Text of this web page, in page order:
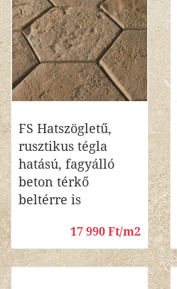
FS Hatszögletű,
rusztikus tégla
hatású, fagyálló
beton térkő
beltérre is
17 990 Ft/m2